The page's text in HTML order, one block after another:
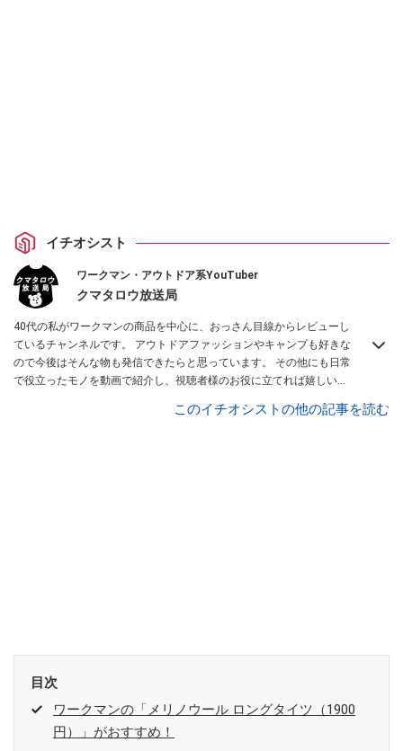
イチオシスト
ワークマン・アウトドア系YouTuber
クマタロウ放送局
40代の私がワークマンの商品を中心に、おっさん目線からレビューし
ているチャンネルです。 アウトドアファッションやキャンプも好きな
ので今後はそんな物も発信できたらと思っています。 その他にも日常
で役立ったモノを動画で紹介し、視聴者様のお役に立てれば嬉しいと
このイチオシストの他の記事を読む
目次
ワークマンの「メリノウール ロングタイツ（1900
円）」がおすすめ！